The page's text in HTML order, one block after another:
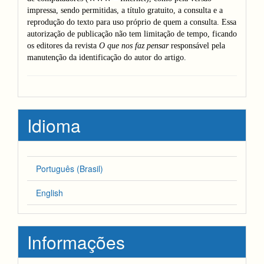
impressa, sendo permitidas, a título gratuito, a consulta e a
reprodução do texto para uso próprio de quem a consulta. Essa
autorização de publicação não tem limitação de tempo, ficando
os editores da revista O que nos faz pensarresponsável pela
manutenção da identificação do autor do artigo.
Idioma
Português (Brasil)
English
Informações